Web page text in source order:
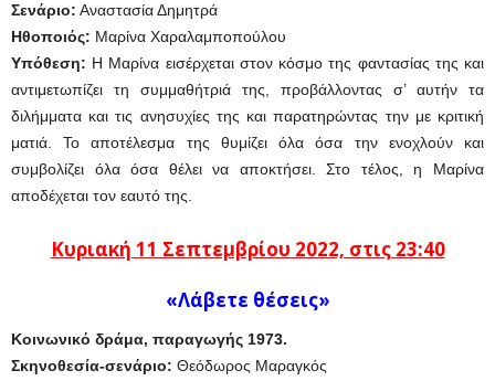
Σενάριο: Αναστασία Δημητρά
Ηθοποιός: Μαρίνα Χαραλαμποπούλου
Υπόθεση: Η Μαρίνα εισέρχεται στον κόσμο της φαντασίας της και
αντιμετωπίζει τη συμμαθήτριά της, προβάλλοντας σ’ αυτήν τα
διλήμματα και τις ανησυχίες της και παρατηρώντας την με κριτική
ματιά. Το αποτέλεσμα της θυμίζει όλα όσα την ενοχλούν και
συμβολίζει όλα όσα θέλει να αποκτήσει. Στο τέλος, η Μαρίνα
αποδέχεται τον εαυτό της.
Κυριακή 11 Σεπτεμβρίου 2022, στις 23:40
«Λάβετε θέσεις»
Κοινωνικό δράμα, παραγωγής 1973.
Σκηνοθεσία-σενάριο: Θεόδωρος Μαραγκός